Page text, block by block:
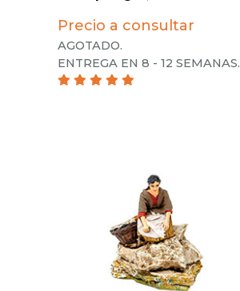
Precio a consultar
AGOTADO.
ENTREGA EN 8 - 12 SEMANAS.